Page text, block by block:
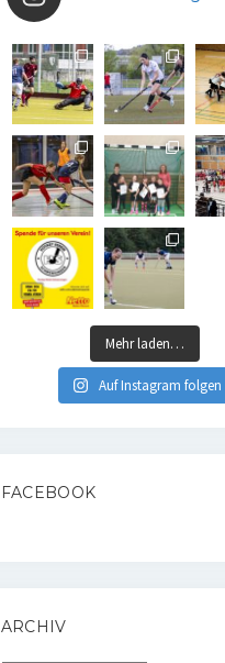
Mehr laden…
Auf Instagram folgen
FACEBOOK
ARCHIV